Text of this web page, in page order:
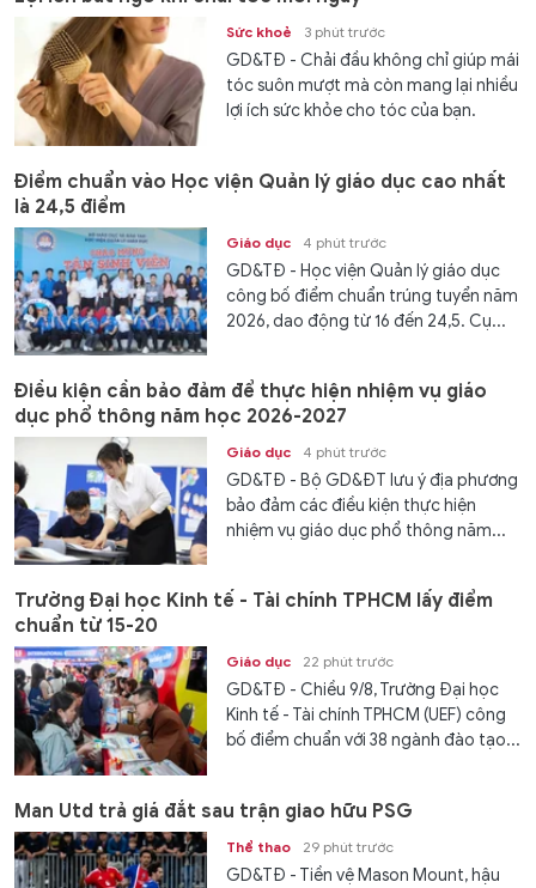
Sức khoẻ 3 phút trước
GD&TĐ - Chải đầu không chỉ giúp mái
tóc suôn mượt mà còn mang lại nhiều
lợi ích sức khỏe cho tóc của bạn.
Điểm chuẩn vào Học viện Quản lý giáo dục cao nhất
là 24,5 điểm
Giáo dục 4 phút trước
GD&TĐ - Học viện Quản lý giáo dục
công bố điểm chuẩn trúng tuyển năm
2026, dao động từ 16 đến 24,5. Cụ...
Điều kiện cần bảo đảm để thực hiện nhiệm vụ giáo
dục phổ thông năm học 2026-2027
Giáo dục 4 phút trước
GD&TĐ - Bộ GD&ĐT lưu ý địa phương
bảo đảm các điều kiện thực hiện
nhiệm vụ giáo dục phổ thông năm...
Trường Đại học Kinh tế - Tài chính TPHCM lấy điểm
chuẩn từ 15-20
Giáo dục 22 phút trước
GD&TĐ - Chiều 9/8, Trường Đại học
Kinh tế - Tài chính TPHCM (UEF) công
bố điểm chuẩn với 38 ngành đào tạo...
Man Utd trả giá đắt sau trận giao hữu PSG
Thể thao 29 phút trước
GD&TĐ - Tiền vệ Mason Mount, hậu